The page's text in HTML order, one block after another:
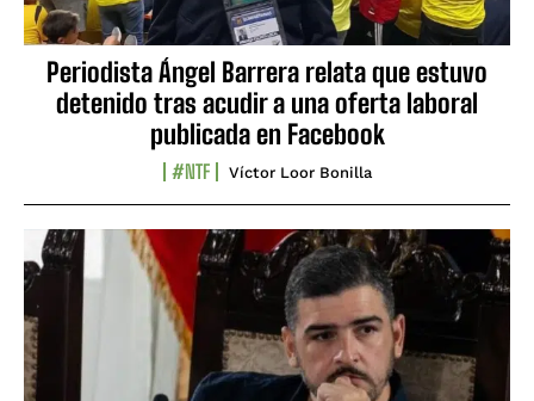
Periodista Ángel Barrera relata que estuvo
detenido tras acudir a una oferta laboral
publicada en Facebook
#NTF Víctor Loor Bonilla